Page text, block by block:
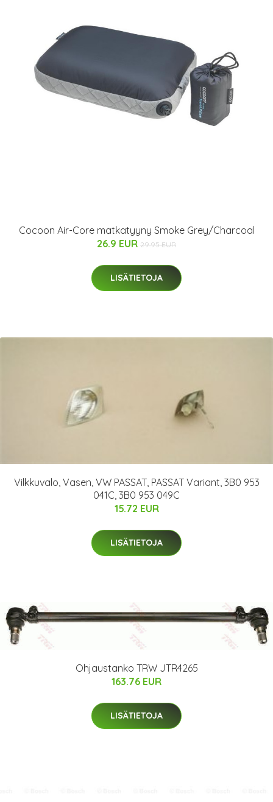
Cocoon Air-Core matkatyyny Smoke Grey/Charcoal
26.9 EUR 29.95 EUR
LISÄTIETOJA
Vilkkuvalo, Vasen, VW PASSAT, PASSAT Variant, 3B0 953
041C, 3B0 953 049C
15.72 EUR
LISÄTIETOJA
Ohjaustanko TRW JTR4265
163.76 EUR
LISÄTIETOJA